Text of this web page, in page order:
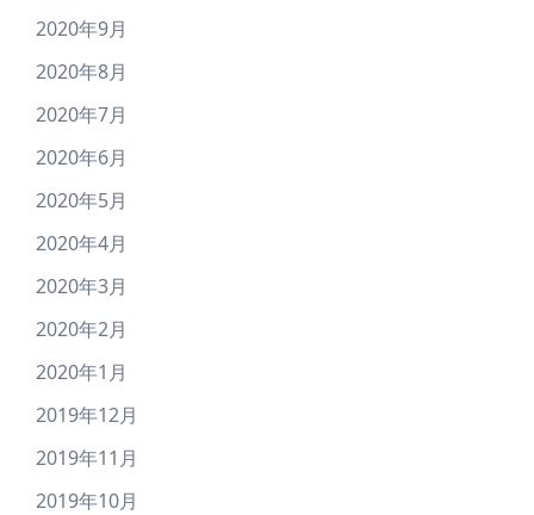
2020年9月
2020年8月
2020年7月
2020年6月
2020年5月
2020年4月
2020年3月
2020年2月
2020年1月
2019年12月
2019年11月
2019年10月